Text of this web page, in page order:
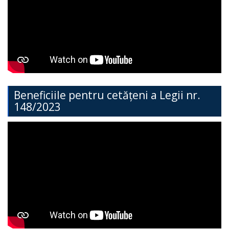
Cimișlia
Direcția
Economie,
Dezvoltare
Beneficiile pentru cetățeni a Legii nr.
148/2023